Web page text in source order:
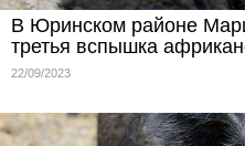
В Юринском районе
третья вспышка
22/09/2023